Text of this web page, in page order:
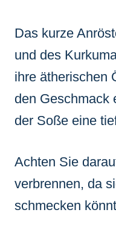
Das kurze
und des
ihre ätherischen
den Geschmack
der Soße eine
Achten Sie
verbrennen, da
schmecken